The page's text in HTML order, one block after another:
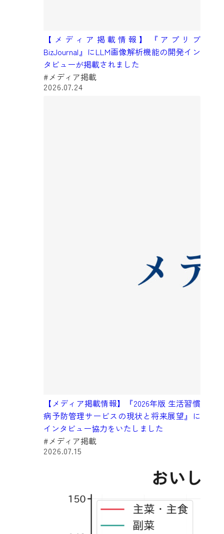
【メディア掲載情報】『アプリブ
BizJournal』にLLM画像解析機能の開発イン
タビューが掲載されました
#メディア掲載
2026.07.24
【メディア掲載情報】『2026年版 生活習慣
病予防管理サービスの現状と将来展望』に
インタビュー協力をいたしました
#メディア掲載
2026.07.15